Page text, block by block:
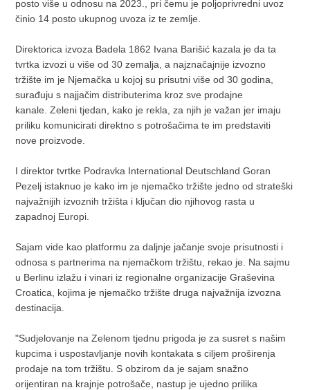
posto više u odnosu na 2023., pri čemu je poljoprivredni uvoz
činio 14 posto ukupnog uvoza iz te zemlje.
Direktorica izvoza Badela 1862 Ivana Barišić kazala je da ta
tvrtka izvozi u više od 30 zemalja, a najznačajnije izvozno
tržište im je Njemačka u kojoj su prisutni više od 30 godina,
surađuju s najjačim distributerima kroz sve prodajne
kanale. Zeleni tjedan, kako je rekla, za njih je važan jer imaju
priliku komunicirati direktno s potrošačima te im predstaviti
nove proizvode.
I direktor tvrtke Podravka International Deutschland Goran
Pezelj istaknuo je kako im je njemačko tržište jedno od strateški
najvažnijih izvoznih tržišta i ključan dio njihovog rasta u
zapadnoj Europi.
Sajam vide kao platformu za daljnje jačanje svoje prisutnosti i
odnosa s partnerima na njemačkom tržištu, rekao je. Na sajmu
u Berlinu izlažu i vinari iz regionalne organizacije Graševina
Croatica, kojima je njemačko tržište druga najvažnija izvozna
destinacija.
"Sudjelovanje na Zelenom tjednu prigoda je za susret s našim
kupcima i uspostavljanje novih kontakata s ciljem proširenja
prodaje na tom tržištu. S obzirom da je sajam snažno
orijentiran na krajnje potrošače, nastup je ujedno prilika